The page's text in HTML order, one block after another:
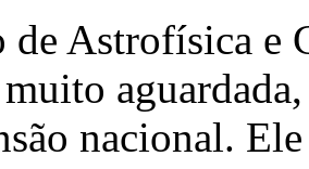
Astrofísica e
nacional.